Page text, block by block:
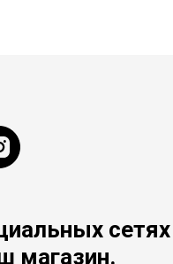
магазин.